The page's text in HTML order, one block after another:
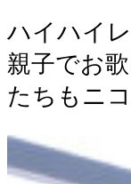
ハイハイ
親子でお
たちもニ